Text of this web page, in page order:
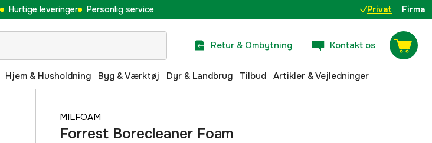
Hurtige leveringer Personlig service Privat Firma
Retur & Ombytning Kontakt os
Hjem & Husholdning Byg & Værktøj Dyr & Landbrug Tilbud Artikler & Vejledninger
MILFOAM
Forrest Borecleaner Foam